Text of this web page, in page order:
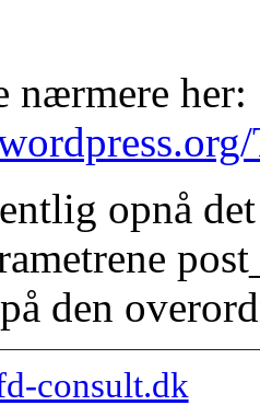
nærmere her:
opnå
den
consult.dk